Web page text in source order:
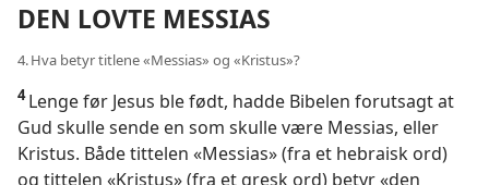
DEN LOVTE MESSIAS
4. Hva betyr titlene «Messias» og «Kristus»?
4Lenge før Jesus ble født, hadde Bibelen forutsagt at
Gud skulle sende en som skulle være Messias, eller
Kristus. Både tittelen «Messias» (fra et hebraisk ord)
og tittelen «Kristus» (fra et gresk ord) betyr «den